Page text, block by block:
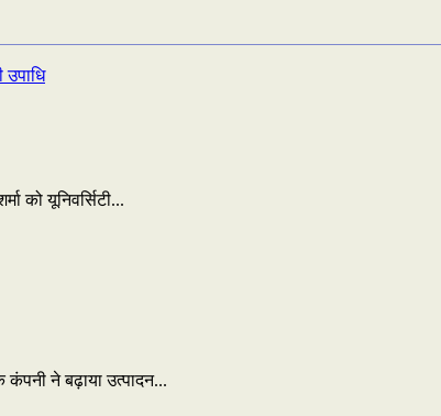
को यूनिवर्सिटी...
ने बढ़ाया उत्पादन...